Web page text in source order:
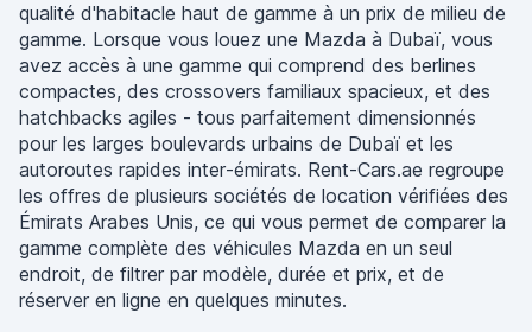
qualité d'habitacle haut de gamme à un prix de milieu de
gamme. Lorsque vous louez une Mazda à Dubaï, vous
avez accès à une gamme qui comprend des berlines
compactes, des crossovers familiaux spacieux, et des
hatchbacks agiles - tous parfaitement dimensionnés
pour les larges boulevards urbains de Dubaï et les
autoroutes rapides inter-émirats. Rent-Cars.ae regroupe
les offres de plusieurs sociétés de location vérifiées des
Émirats Arabes Unis, ce qui vous permet de comparer la
gamme complète des véhicules Mazda en un seul
endroit, de filtrer par modèle, durée et prix, et de
réserver en ligne en quelques minutes.